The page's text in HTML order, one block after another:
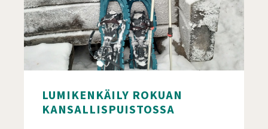
LUMIKENKÄILY ROKUAN
KANSALLISPUISTOSSA